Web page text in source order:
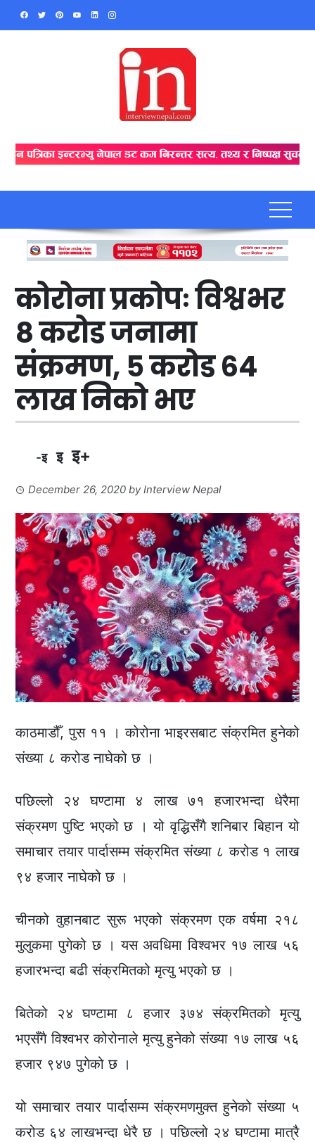
Skip
कोरोना प्रकोपः विश्वभर
८ करोड जनामा
संक्रमण, ५ करोड ६४
लाख निको भए
-इ इ इ+
December 26, 2020 byInterview Nepal
काठमाडौँ, पुस ११ । कोरोना भाइरसबाट संक्रमित हुनेको
संख्या ८ करोड नाघेको छ ।
पछिल्लो २४ घण्टामा ४ लाख ७१ हजारभन्दा धेरैमा
संक्रमण पुष्टि भएको छ । यो वृद्धिसँगै शनिबार बिहान यो
समाचार तयार पार्दासम्म संक्रमित संख्या ८ करोड १ लाख
९४ हजार नाघेको छ ।
चीनको वुहानबाट सुरू भएको संक्रमण एक वर्षमा २१८
मुलुकमा पुगेको छ । यस अवधिमा विश्वभर १७ लाख ५६
हजारभन्दा बढी संक्रमितको मृत्यु भएको छ ।
बितेको २४ घण्टामा ८ हजार ३७४ संक्रमितको मृत्यु
भएसँगै विश्वभर कोरोनाले मृत्यु हुनेको संख्या १७ लाख ५६
हजार ९४७ पुगेको छ ।
यो समाचार तयार पार्दासम्म संक्रमणमुक्त हुनेको संख्या ५
करोड ६४ लाखभन्दा धेरै छ । पछिल्लो २४ घण्टामा मात्रै